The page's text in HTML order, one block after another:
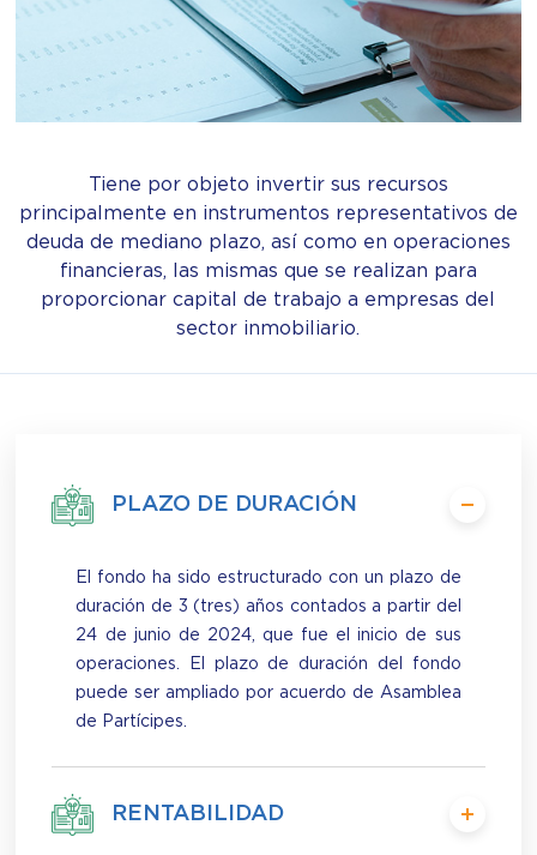
Tiene por objeto invertir sus recursos
principalmente en instrumentos representativos de
deuda de mediano plazo, así como en operaciones
financieras, las mismas que se realizan para
proporcionar capital de trabajo a empresas del
sector inmobiliario.
PLAZO DE DURACIÓN
El fondo ha sido estructurado con un plazo de
duración de 3 (tres) años contados a partir del
24 de junio de 2024, que fue el inicio de sus
operaciones. El plazo de duración del fondo
puede ser ampliado por acuerdo de Asamblea
de Partícipes.
RENTABILIDAD